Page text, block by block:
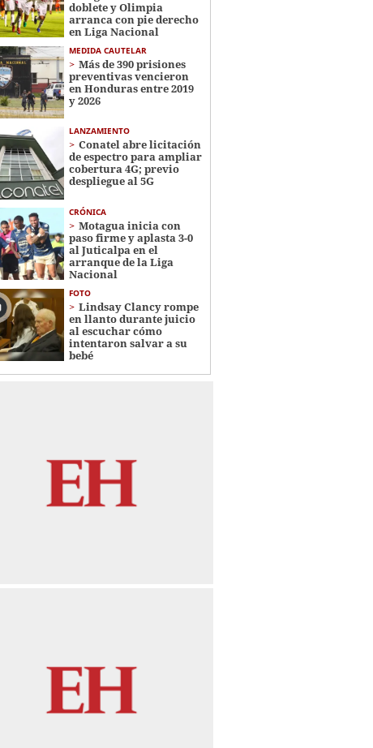
doblete y Olimpia
arranca con pie derecho
en Liga Nacional
MEDIDA CAUTELAR
Más de 390 prisiones
preventivas vencieron
en Honduras entre 2019
y 2026
LANZAMIENTO
Conatel abre licitación
de espectro para ampliar
cobertura 4G; previo
despliegue al 5G
CRÓNICA
Motagua inicia con
paso firme y aplasta 3-0
al Juticalpa en el
arranque de la Liga
Nacional
FOTO
Lindsay Clancy rompe
en llanto durante juicio
al escuchar cómo
intentaron salvar a su
bebé